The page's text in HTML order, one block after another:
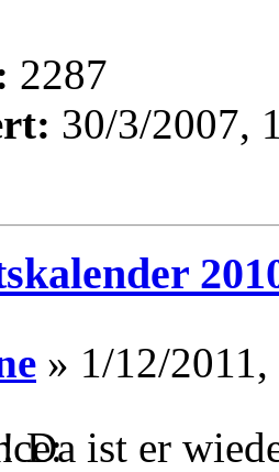
2287
30/3/2007,
» 1/12/
Da ist er